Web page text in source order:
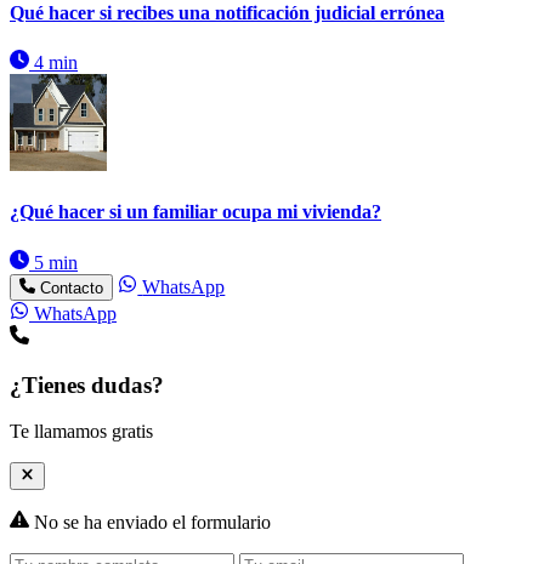
Qué hacer si recibes una notificación judicial errónea
4 min
¿Qué hacer si un familiar ocupa mi vivienda?
5 min
Contacto
WhatsApp
WhatsApp
¿Tienes dudas?
Te llamamos gratis
No se ha enviado el formulario